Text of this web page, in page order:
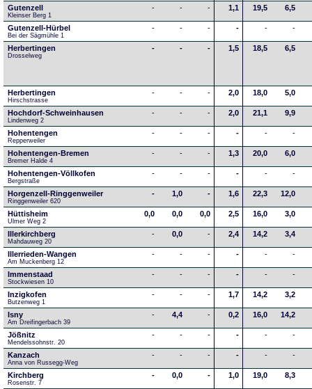
Gutenzell
Kleinser Berg 1
- - - 1,1 19,5 6,5
Gutenzell-Hürbel
Bei der Sägmühle 1
- - - - - -
Herbertingen
Drosselweg
- - - 1,5 18,5 6,5
Herbertingen
Hirschstrasse
- - - 2,0 18,0 5,0
Hochdorf-Schweinhausen
Lindenweg 2
- - - 2,0 21,1 9,9
Hohentengen
Repperweiler
- - - - - -
Hohentengen-Bremen
Bremer Halde 4
- - - 1,3 20,0 6,0
Hohentengen-Völlkofen
Bergstraße
- - - - - -
Horgenzell-Ringgenweiler
Ringgenweiler 620
- 1,0 - 1,6 22,3 12,0
Hüttisheim
Ulmer Weg 2
0,0 0,0 0,0 2,5 16,0 3,0
Illerkirchberg
Mahdauweg 20
- 0,0 - 2,4 14,2 3,4
Illerrieden-Wangen
Am Muckenberg 12
- - - - - -
Immenstaad
Stockwiesen 10
- - - - - -
Inzigkofen
Butzenweg 1
- - - 1,7 14,2 3,2
Isny
Am Dreifingerbach 39
- 4,4 - 0,2 16,0 14,2
Jößnitz
Mendelssohnstr. 20
- - - - - -
Kanzach
Anna von Russegg-Weg
- - - - - -
Kirchberg
Rosenstr. 7
- 0,0 - 1,0 19,0 8,3